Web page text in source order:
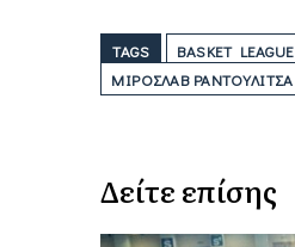
TAGS BASKET LEAGUE
ΜΊΡΟΣΛΑΒ ΡΑΝΤΟΎΛΙΤΣΑ
Δείτε επίσης